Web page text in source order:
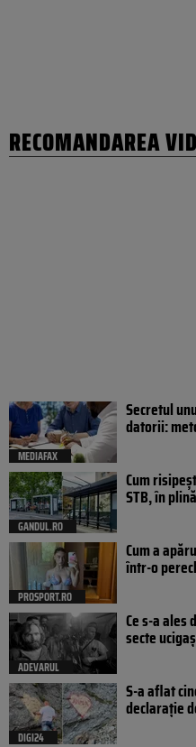
RECOMANDAREA
MEDIAFAX
Secretul
datorii:
GANDUL.RO
Cum
STB, în
PROSPORT.RO
Cum a
într-o
ADEVARUL
Ce s-a
secte
DIGI24
S-a aflat
declarație